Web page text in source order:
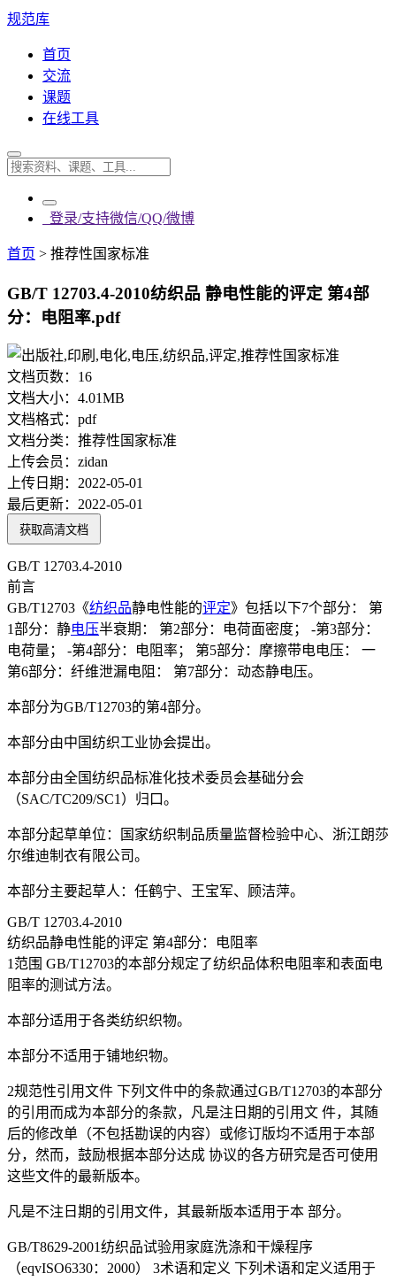
规范库
首页
交流
课题
在线工具
登录/支持微信/QQ/微博
首页 > 推荐性国家标准
GB/T 12703.4-2010纺织品 静电性能的评定 第4部
分：电阻率.pdf
文档页数： 16
文档大小： 4.01MB
文档格式： pdf
文档分类： 推荐性国家标准
上传会员： zidan
上传日期： 2022-05-01
最后更新： 2022-05-01
获取高清文档
GB/T 12703.4-2010
前言
GB/T12703《纺织品静电性能的评定》包括以下7个部分： 第
1部分：静电压半衰期： 第2部分：电荷面密度； -第3部分：
电荷量； -第4部分：电阻率； 第5部分：摩擦带电电压： 一
第6部分：纤维泄漏电阻： 第7部分：动态静电压。
本部分为GB/T12703的第4部分。
本部分由中国纺织工业协会提出。
本部分由全国纺织品标准化技术委员会基础分会
（SAC/TC209/SC1）归口。
本部分起草单位：国家纺织制品质量监督检验中心、浙江朗莎
尔维迪制衣有限公司。
本部分主要起草人：任鹤宁、王宝军、顾洁萍。
GB/T 12703.4-2010
纺织品静电性能的评定 第4部分：电阻率
1范围 GB/T12703的本部分规定了纺织品体积电阻率和表面电
阻率的测试方法。
本部分适用于各类纺织织物。
本部分不适用于铺地织物。
2规范性引用文件 下列文件中的条款通过GB/T12703的本部分
的引用而成为本部分的条款，凡是注日期的引用文 件，其随
后的修改单（不包括勘误的内容）或修订版均不适用于本部
分，然而，鼓励根据本部分达成 协议的各方研究是否可使用
这些文件的最新版本。
凡是不注日期的引用文件，其最新版本适用于本 部分。
GB/T8629-2001纺织品试验用家庭洗涤和干燥程序
（eqvISO6330：2000） 3术语和定义 下列术语和定义适用于